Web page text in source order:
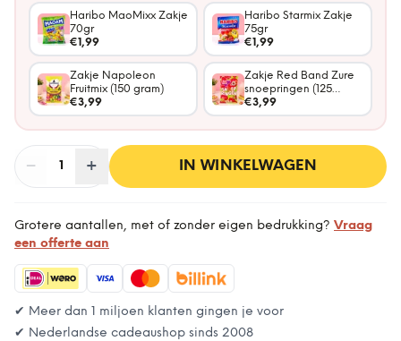
Haribo MaoMixx Zakje
70gr
€1,99
Haribo Starmix Zakje
75gr
€1,99
Zakje Napoleon
Fruitmix (150 gram)
€3,99
Zakje Red Band Zure
snoepringen (125
gram)
€3,99
− Aantal
1 + IN WINKELWAGEN
Grotere aantallen, met of zonder eigen bedrukking? Vraag
een offerte aan
✔ Meer dan 1 miljoen klanten gingen je voor
✔ Nederlandse cadeaushop sinds 2008